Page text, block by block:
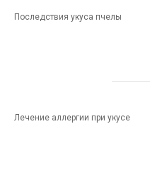
Последствия укуса пчелы
Лечение аллергии при укусе